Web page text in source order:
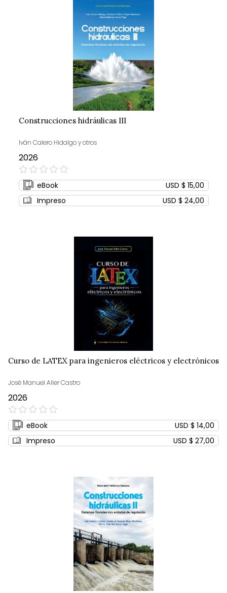
Construcciones hidráulicas III
Iván Calero Hidalgo y otros
2026
0%
eBook
USD $ 15,00
Impreso
USD $ 24,00
Curso de LATEX para ingenieros eléctricos y electrónicos
José Manuel Aller Castro
2026
0%
eBook
USD $ 14,00
Impreso
USD $ 27,00